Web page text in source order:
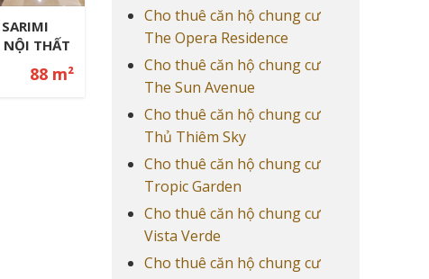
Công
151 m²
Cho thuê căn hộ chung cư
The Opera Residence
Cho thuê căn hộ chung cư
The Sun Avenue
Cho thuê căn hộ chung cư
Thủ Thiêm Sky
Cho thuê căn hộ chung cư
Tropic Garden
Cho thuê căn hộ chung cư
Vista Verde
Cho thuê căn hộ chung cư